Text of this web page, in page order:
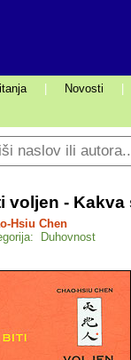
Novosti
voljen - Kakva
Hsiu Chen
Duhovnost